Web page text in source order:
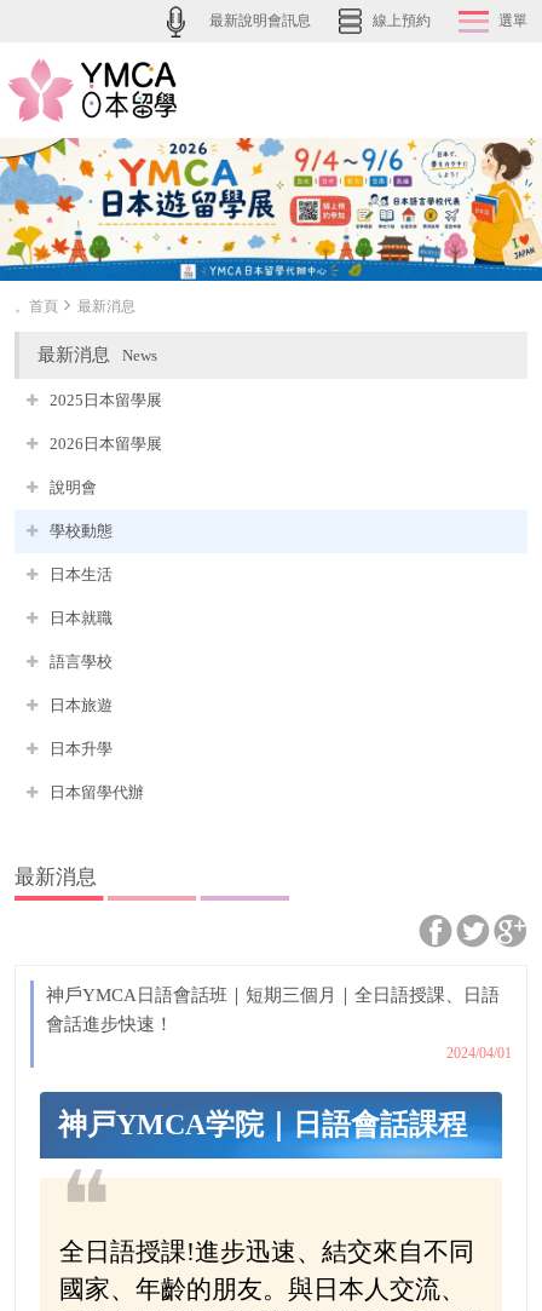
最新說明會訊息 線上預約 選單
。首頁 最新消息
最新消息 News
2025日本留學展
2026日本留學展
說明會
學校動態
日本生活
日本就職
語言學校
日本旅遊
日本升學
日本留學代辦
最新消息
神戶YMCA日語會話班｜短期三個月｜全日語授課、日語
會話進步快速！
2024/04/01
神戸YMCA学院｜日語會話課程
❝
全日語授課!進步迅速、結交來自不同
國家、年齡的朋友。與日本人交流、